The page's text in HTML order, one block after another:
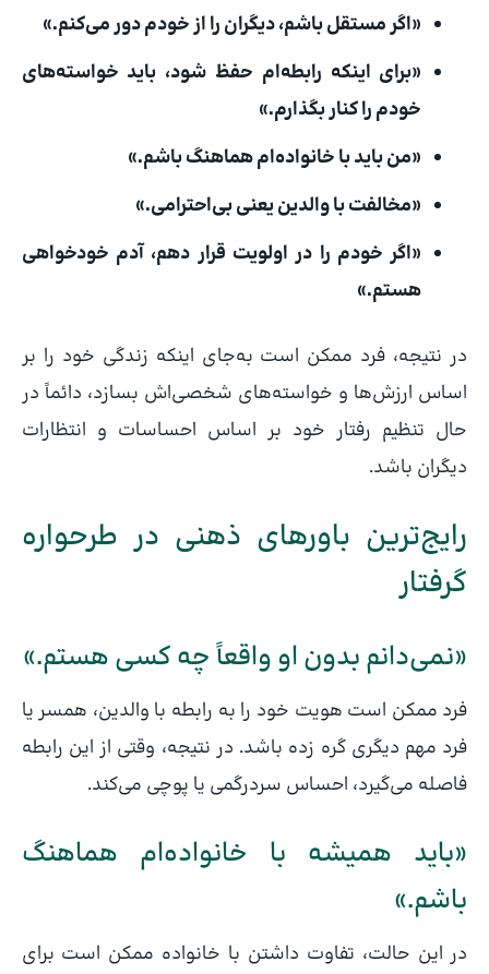
«اگر مستقل باشم، دیگران را از خودم دور می‌کنم.»
«برای اینکه رابطه‌ام حفظ شود، باید خواسته‌های
خودم را کنار بگذارم.»
«من باید با خانواده‌ام هماهنگ باشم.»
«مخالفت با والدین یعنی بی‌احترامی.»
«اگر خودم را در اولویت قرار دهم، آدم خودخواهی
هستم.»
در نتیجه، فرد ممکن است به‌جای اینکه زندگی خود را بر
اساس ارزش‌ها و خواسته‌های شخصی‌اش بسازد، دائماً در
حال تنظیم رفتار خود بر اساس احساسات و انتظارات
دیگران باشد.
رایج‌ترین باورهای ذهنی در طرحواره
گرفتار
«نمی‌دانم بدون او واقعاً چه کسی هستم.»
فرد ممکن است هویت خود را به رابطه با والدین، همسر یا
فرد مهم دیگری گره زده باشد. در نتیجه، وقتی از این رابطه
فاصله می‌گیرد، احساس سردرگمی یا پوچی می‌کند.
«باید همیشه با خانواده‌ام هماهنگ
باشم.»
در این حالت، تفاوت داشتن با خانواده ممکن است برای